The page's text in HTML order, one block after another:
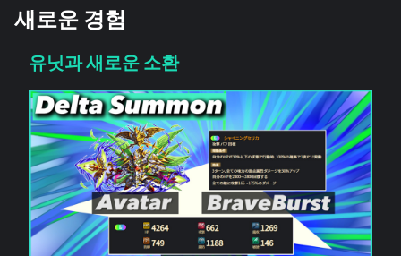
새로운 경험
유닛과 새로운 소환